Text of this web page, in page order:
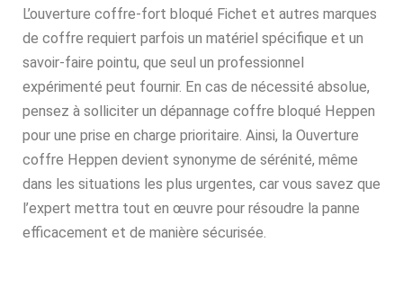
L’ouverture coffre-fort bloqué Fichet et autres marques
de coffre requiert parfois un matériel spécifique et un
savoir-faire pointu, que seul un professionnel
expérimenté peut fournir. En cas de nécessité absolue,
pensez à solliciter un dépannage coffre bloqué Heppen
pour une prise en charge prioritaire. Ainsi, la Ouverture
coffre Heppen devient synonyme de sérénité, même
dans les situations les plus urgentes, car vous savez que
l’expert mettra tout en œuvre pour résoudre la panne
efficacement et de manière sécurisée.